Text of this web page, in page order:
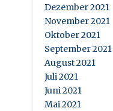
Dezember 2021
November 2021
Oktober 2021
September 2021
August 2021
Juli 2021
Juni 2021
Mai 2021